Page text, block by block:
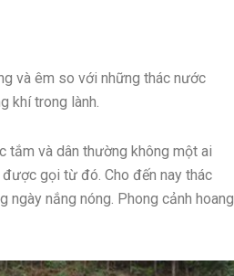
và êm so với những thác nước
khí trong lành.
tắm và dân thường không một ai
gọi từ đó. Cho đến nay thác
ngày nắng nóng. Phong cảnh hoang